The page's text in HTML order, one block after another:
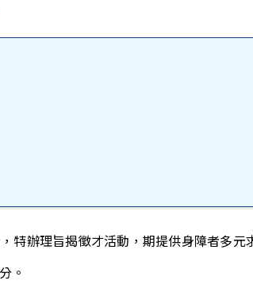
特辦理旨揭徵才活動，期提供身障者多元
。